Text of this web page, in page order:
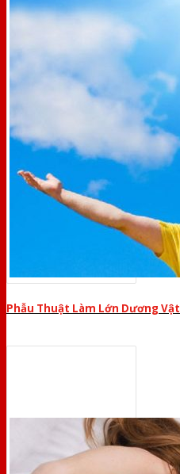
Phẫu Thuật Làm Lớn Dương Vật